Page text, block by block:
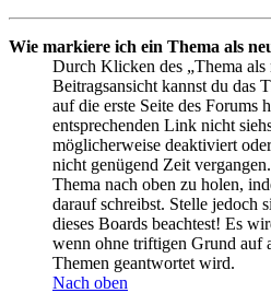
Wie markiere ich ein Thema als
Durch Klicken des „Thema
Beitragsansicht kannst du das
auf die erste Seite des Forums
entsprechenden Link nicht
möglicherweise deaktiviert
nicht genügend Zeit
Thema nach oben zu holen,
darauf schreibst. Stelle jedoch
dieses Boards beachtest! Es
wenn ohne triftigen Grund auf
Themen geantwortet wird.
Nach oben